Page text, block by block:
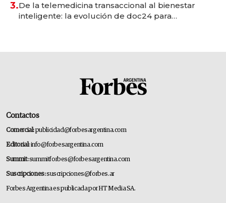
3.De la telemedicina transaccional al bienestar
inteligente: la evolución de doc24 para
Contactos
Comercial:publicidad@forbesargentina.com
Editorial:info@forbesargentina.com
Summit:summitforbes@forbesargentina.com
Suscripciones:suscripciones@forbes.ar
Forbes Argentina es publicada por HT Media SA.